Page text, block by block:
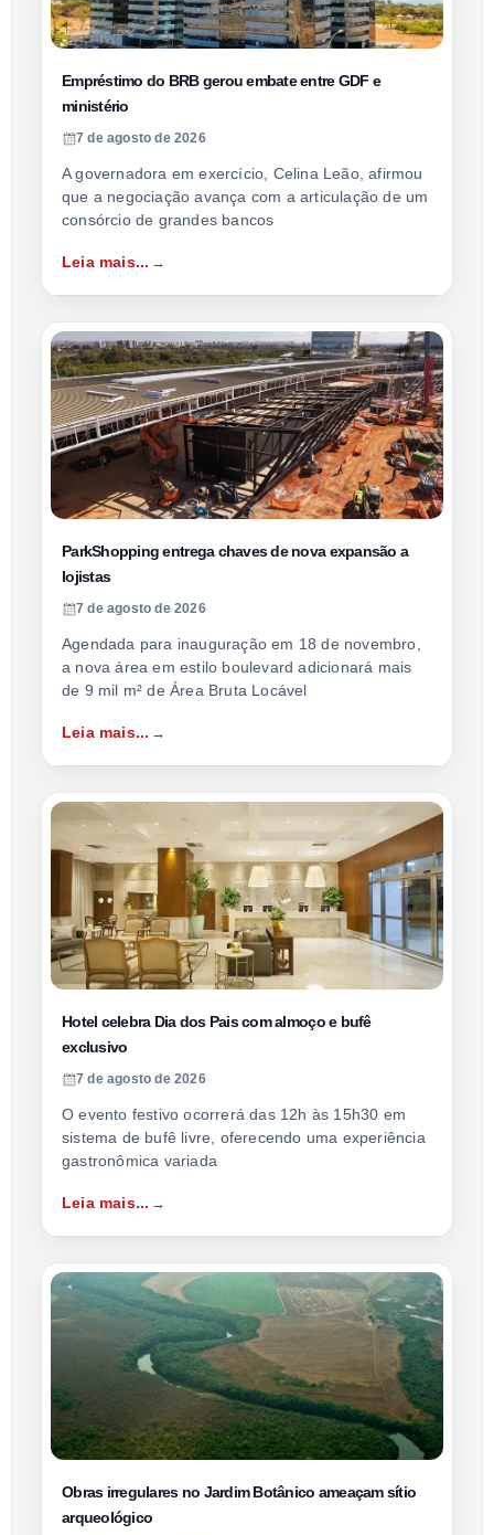
Empréstimo do BRB gerou embate entre GDF e
ministério
7 de agosto de 2026
A governadora em exercício, Celina Leão, afirmou
que a negociação avança com a articulação de um
consórcio de grandes bancos
Leia mais...
ParkShopping entrega chaves de nova expansão a
lojistas
7 de agosto de 2026
Agendada para inauguração em 18 de novembro,
a nova área em estilo boulevard adicionará mais
de 9 mil m² de Área Bruta Locável
Leia mais...
Hotel celebra Dia dos Pais com almoço e bufê
exclusivo
7 de agosto de 2026
O evento festivo ocorrerá das 12h às 15h30 em
sistema de bufê livre, oferecendo uma experiência
gastronômica variada
Leia mais...
Obras irregulares no Jardim Botânico ameaçam sítio
arqueológico